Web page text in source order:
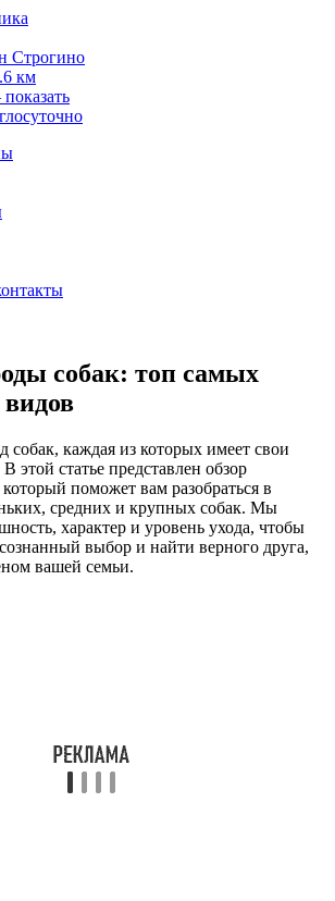
Строгино
км
показать
собак: топ самых
каждая из которых имеет свои
этой статье представлен обзор
поможет вам разобраться в
средних и крупных собак. Мы
характер и уровень ухода, чтобы
выбор и найти верного друга,
вашей семьи.